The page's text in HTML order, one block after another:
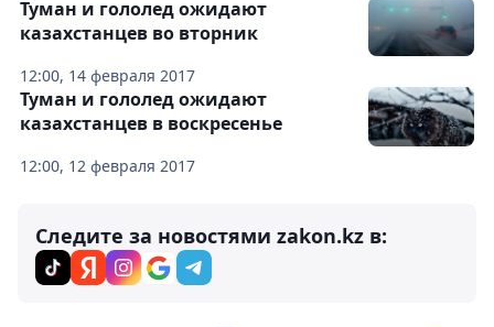
12:00, 14 февраля 2017
Туман и гололед ожидают
казахстанцев во вторник
12:00, 12 февраля 2017
Туман и гололед ожидают
казахстанцев в воскресенье
Следите за новостями zakon.kz в: